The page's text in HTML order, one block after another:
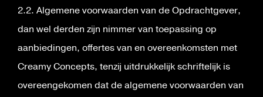
2.2. Algemene voorwaarden van de Opdrachtgever,
dan wel derden zijn nimmer van toepassing op
aanbiedingen, offertes van en overeenkomsten met
Creamy Concepts, tenzij uitdrukkelijk schriftelijk is
overeengekomen dat de algemene voorwaarden van